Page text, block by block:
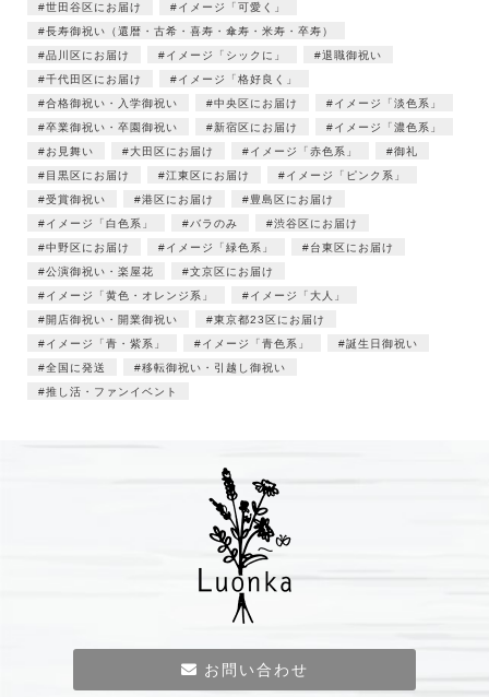
世田谷区にお届け
イメージ「可愛く」
長寿御祝い（還暦・古希・喜寿・傘寿・米寿・卒寿）
品川区にお届け
イメージ「シックに」
退職御祝い
千代田区にお届け
イメージ「格好良く」
合格御祝い・入学御祝い
中央区にお届け
イメージ「淡色系」
卒業御祝い・卒園御祝い
新宿区にお届け
イメージ「濃色系」
お見舞い
大田区にお届け イメージ「赤色系」
御礼
目黒区にお届け
江東区にお届け
イメージ「ピンク系」
受賞御祝い
港区にお届け
豊島区にお届け
イメージ「白色系」
バラのみ
渋谷区にお届け
中野区にお届け
イメージ「緑色系」
台東区にお届け
公演御祝い・楽屋花
文京区にお届け
イメージ「黄色・オレンジ系」
イメージ「大人」
開店御祝い・開業御祝い
東京都23区にお届け
イメージ「青・紫系」
イメージ「青色系」
誕生日御祝い
全国に発送
移転御祝い・引越し御祝い
推し活・ファンイベント
お問い合わせ